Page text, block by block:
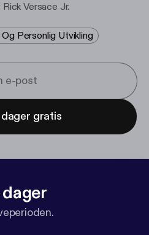
Versace Jr.
Personlig Utvikling
dager gratis